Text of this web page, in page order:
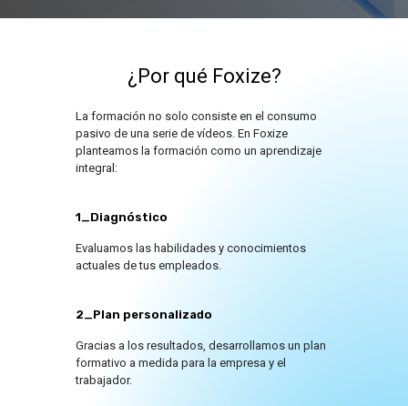
¿Por qué Foxize?
La formación no solo consiste en el consumo
pasivo de una serie de vídeos. En Foxize
planteamos la formación como un aprendizaje
integral:
1_Diagnóstico
Evaluamos las habilidades y conocimientos
actuales de tus empleados.
2_Plan personalizado
Gracias a los resultados, desarrollamos un plan
formativo a medida para la empresa y el
trabajador.